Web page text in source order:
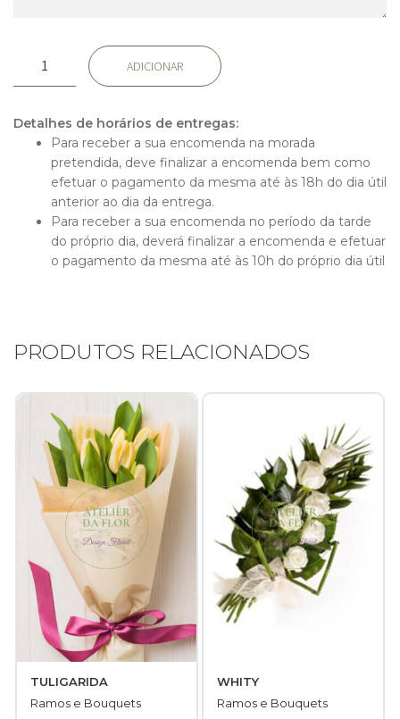
Início
Quantidade
ADICIONAR
Detalhes de horários de entregas:
Para receber a sua encomenda na morada
pretendida, deve finalizar a encomenda bem como
efetuar o pagamento da mesma até às 18h do dia útil
anterior ao dia da entrega.
Para receber a sua encomenda no período da tarde
do próprio dia, deverá finalizar a encomenda e efetuar
o pagamento da mesma até às 10h do próprio dia útil
PRODUTOS RELACIONADOS
TULIGARIDA
Ramos e Bouquets
WHITY
Ramos e Bouquets